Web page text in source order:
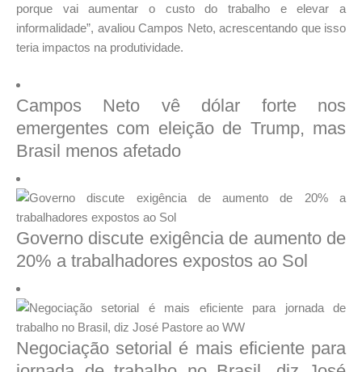
porque vai aumentar o custo do trabalho e elevar a
informalidade”, avaliou Campos Neto, acrescentando que isso
teria impactos na produtividade.
Campos Neto vê dólar forte nos
emergentes com eleição de Trump, mas
Brasil menos afetado
Governo discute exigência de aumento de
20% a trabalhadores expostos ao Sol
Negociação setorial é mais eficiente para